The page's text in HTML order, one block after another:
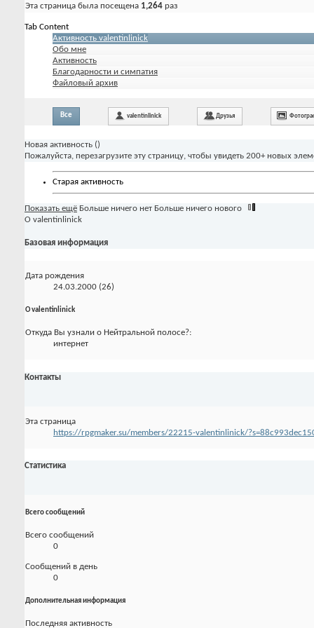
Эта страница была посещена 1,264 раз
Tab Content
Активность valentinlinick
Обо мне
Активность
Благодарности и симпатия
Файловый архив
Все valentinlinick Друзья
Новая активность ()
Пожалуйста, перезагрузите эту страницу, чтобы увидеть 200+ новых
Старая активность
Показать ещё Больше ничего нет Больше ничего нового
О valentinlinick
Базовая информация
Дата рождения
24.03.2000 (26)
О valentinlinick
Откуда Вы узнали о Нейтральной полосе?:
интернет
Контакты
Эта страница
https://rpgmaker.su/members/22215-valentinlinick/
Статистика
Всего сообщений
Всего сообщений
0
Сообщений в день
0
Дополнительная информация
Последняя активность